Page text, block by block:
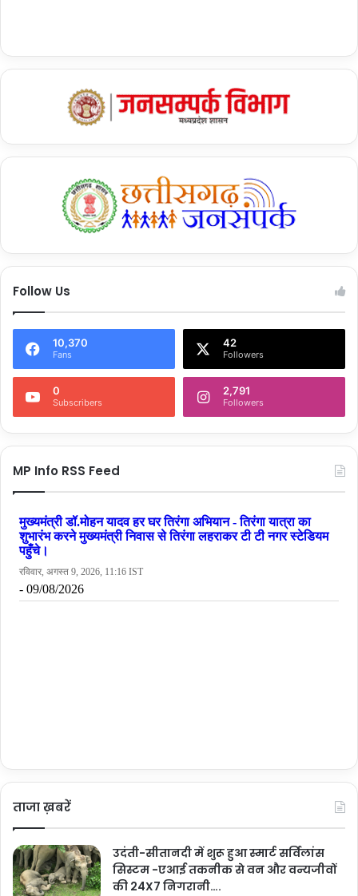
Follow Us
10,370
Fans
42
Followers
0
Subscribers
2,791
Followers
MP Info RSS Feed
ताजा ख़बरें
उदंती-सीतानदी में शुरू हुआ स्मार्ट सर्विलांस
सिस्टम -एआई तकनीक से वन और वन्यजीवों
की 24X7 निगरानी….